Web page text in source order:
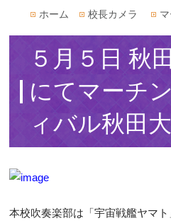
ホーム 校長カメラ
５月５日 秋
にてマーチ
ィバル秋田
本校吹奏楽部は「宇宙戦艦ヤマ